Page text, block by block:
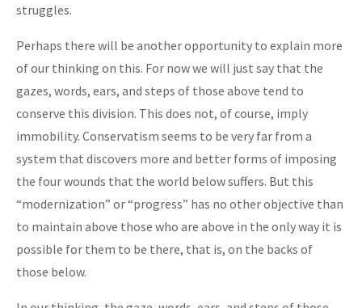
struggles.
Perhaps there will be another opportunity to explain more
of our thinking on this. For now we will just say that the
gazes, words, ears, and steps of those above tend to
conserve this division. This does not, of course, imply
immobility. Conservatism seems to be very far from a
system that discovers more and better forms of imposing
the four wounds that the world below suffers. But this
“modernization” or “progress” has no other objective than
to maintain above those who are above in the only way it is
possible for them to be there, that is, on the backs of
those below.